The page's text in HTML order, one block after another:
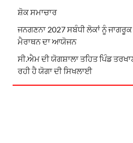
ਸ਼ੋਕ ਸਮਾਚਾਰ
ਜਨਗਣਨਾ 2027 ਸਬੰਧੀ ਲੋਕਾਂ ਨੂੰ
ਮੈਰਾਥਨ ਦਾ ਆਯੋਜਨ
ਸੀ.ਐਮ ਦੀ ਯੋਗਸ਼ਾਲਾ ਤਹਿਤ ਪਿੰਡ
ਰਹੀ ਹੈ ਯੋਗਾ ਦੀ ਸਿਖਲਾਈ